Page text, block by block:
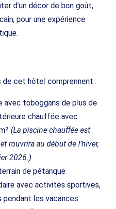
d’un décor de bon goût,
pour une expérience
de cet hôtel comprennent :
avec toboggans de plus de
chauffée avec
(La piscine chauffée est
rouvrira au début de l’hiver,
2026.)
de pétanque
avec activités sportives,
les vacances